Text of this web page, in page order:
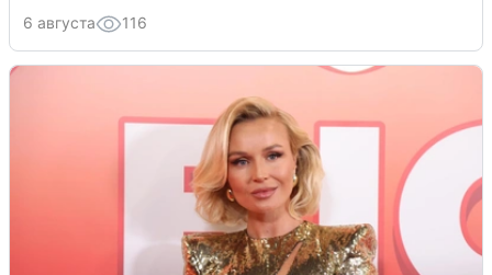
6 августа 116